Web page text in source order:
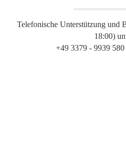
Telefonische Unterstützung und
18:00)
+49 3379 - 9939